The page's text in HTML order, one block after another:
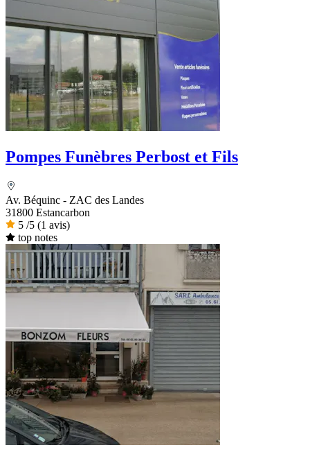
Pompes Funèbres Perbost et Fils
Av. Béquinc - ZAC des Landes
31800 Estancarbon
5 /5 (1 avis)
top notes